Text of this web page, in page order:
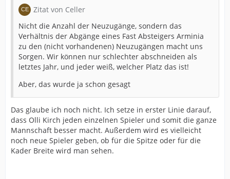
Zitat von Celler
Nicht die Anzahl der Neuzugänge, sondern das
Verhältnis der Abgänge eines Fast Absteigers Arminia
zu den (nicht vorhandenen) Neuzugängen macht uns
Sorgen. Wir können nur schlechter abschneiden als
letztes Jahr, und jeder weiß, welcher Platz das ist!
Aber, das wurde ja schon gesagt
Das glaube ich noch nicht. Ich setze in erster Linie darauf,
dass Olli Kirch jeden einzelnen Spieler und somit die ganze
Mannschaft besser macht. Außerdem wird es vielleicht
noch neue Spieler geben, ob für die Spitze oder für die
Kader Breite wird man sehen.